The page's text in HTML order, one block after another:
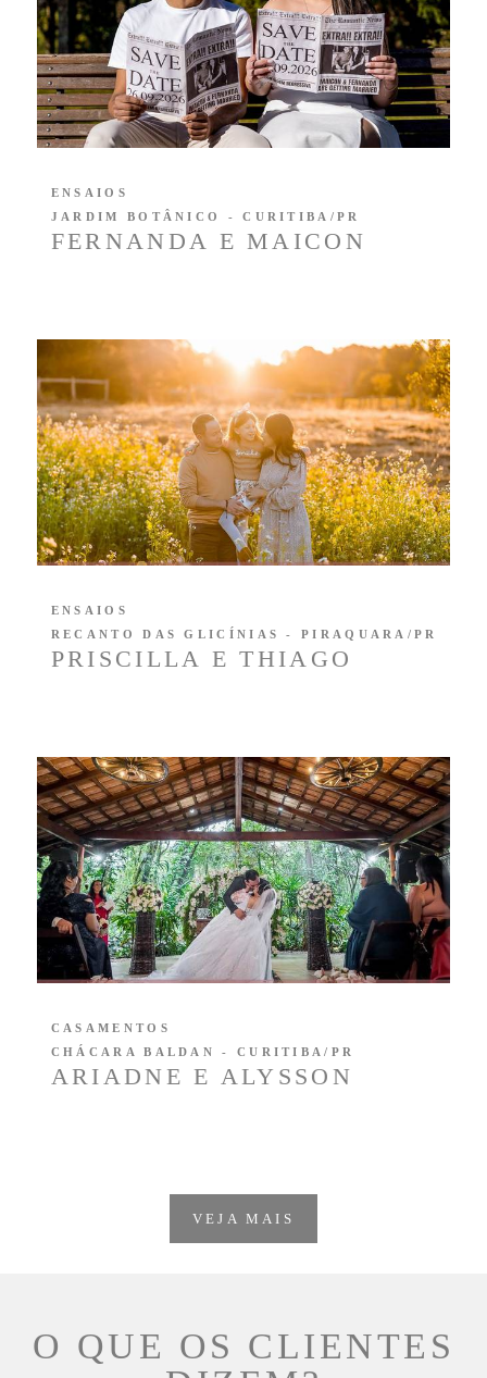
FERNANDA E MAICON
ENSAIOS
JARDIM BOTÂNICO - CURITIBA/PR
PRISCILLA E THIAGO
ENSAIOS
RECANTO DAS GLICÍNIAS - PIRAQUARA/PR
ARIADNE E ALYSSON
CASAMENTOS
CHÁCARA BALDAN - CURITIBA/PR
VEJA MAIS
O QUE OS CLIENTES